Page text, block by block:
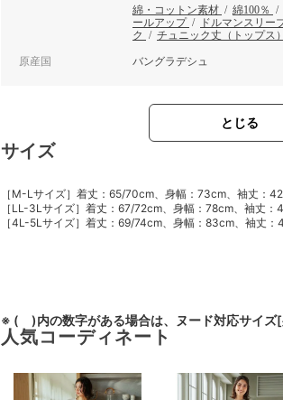
綿・コットン素材 / 綿100％ /
ールアップ / ドルマンスリー
ク / チュニック丈（トップス）
原産国 バングラデシュ
とじる
サイズ
［M-Lサイズ］着丈：65/70cm、身幅：73cm、袖丈：
［LL-3Lサイズ］着丈：67/72cm、身幅：78cm、袖丈
［4L-5Lサイズ］着丈：69/74cm、身幅：83cm、袖丈
※ ( )内の数字がある場合は、ヌード対応サイズ[
人気コーディネート